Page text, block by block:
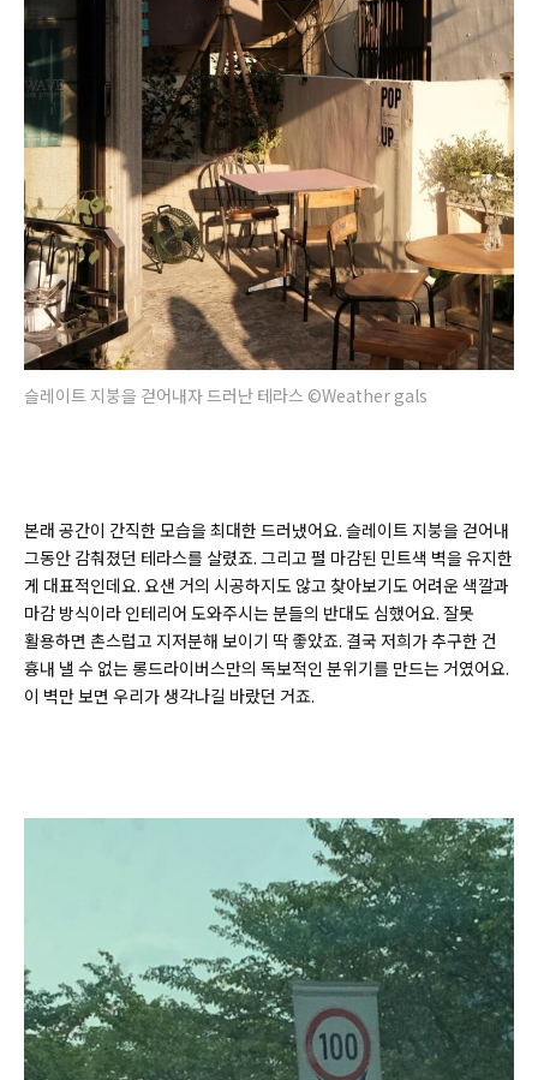
슬레이트 지붕을 걷어내자 드러난 테라스 ©Weather gals
본래 공간이 간직한 모습을 최대한 드러냈어요. 슬레이트 지붕을 걷어내
그동안 감춰졌던 테라스를 살렸죠. 그리고 펄 마감된 민트색 벽을 유지한
게 대표적인데요. 요샌 거의 시공하지도 않고 찾아보기도 어려운 색깔과
마감 방식이라 인테리어 도와주시는 분들의 반대도 심했어요. 잘못
활용하면 촌스럽고 지저분해 보이기 딱 좋았죠. 결국 저희가 추구한 건
흉내 낼 수 없는 롱드라이버스만의 독보적인 분위기를 만드는 거였어요.
이 벽만 보면 우리가 생각나길 바랐던 거죠.